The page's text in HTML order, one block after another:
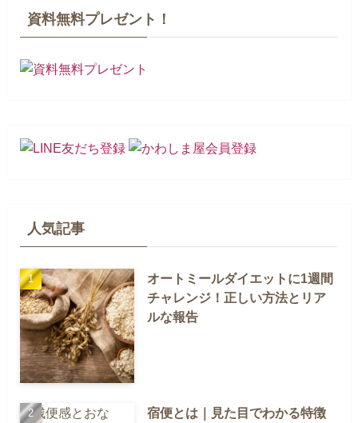
資料無料プレゼント！
人気記事
オートミールダイエットに1週間
チャレンジ！正しい方法とリア
ルな報告
宿便とは｜見た目でわかる特徴